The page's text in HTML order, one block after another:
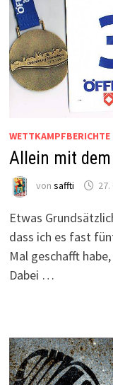
WETTKAMPFBERICHTE
Allein mit
von saffti
Etwas
dass ich es fast
Mal geschafft
Dabei …